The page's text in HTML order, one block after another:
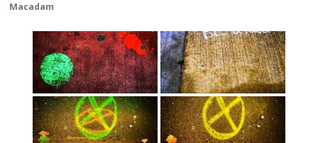
Macadam